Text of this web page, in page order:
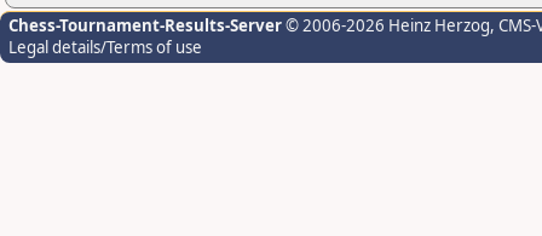
Chess-Tournament-Results-Server© 2006-2026 Heinz Herzog,
Legal details/Terms of use